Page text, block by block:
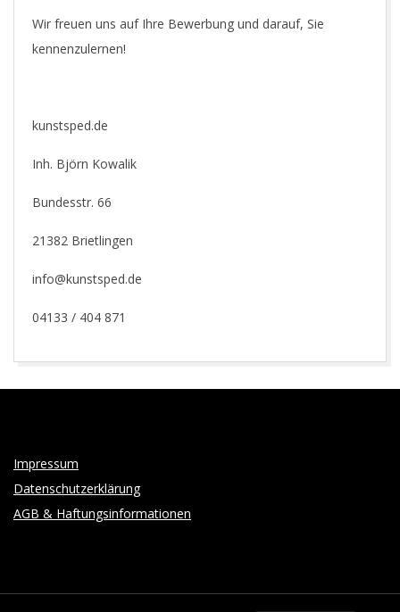
Wir freuen uns auf Ihre Bewerbung und darauf, Sie
kennenzulernen!
kunstsped.de
Inh. Björn Kowalik
Bundesstr. 66
21382 Brietlingen
info@kunstsped.de
04133 / 404 871
Impressum
Datenschutzerklärung
AGB & Haftungsinformationen